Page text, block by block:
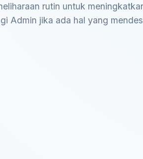
rutin untuk
Admin jika ada hal yang